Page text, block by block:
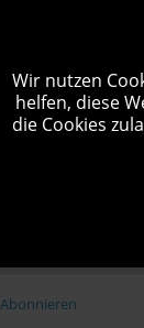
Abonnieren
Wir nutzen
helfen, diese
die Cookies